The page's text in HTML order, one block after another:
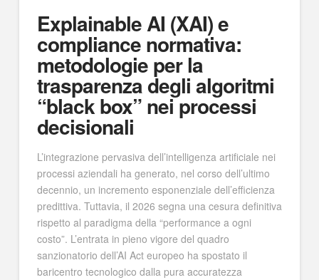
Explainable AI (XAI) e
compliance normativa:
metodologie per la
trasparenza degli algoritmi
“black box” nei processi
decisionali
L’integrazione pervasiva dell’intelligenza artificiale nei
processi aziendali ha generato, nel corso dell’ultimo
decennio, un incremento esponenziale dell’efficienza
predittiva. Tuttavia, il 2026 segna una cesura definitiva
rispetto al paradigma della “performance a ogni
costo”. L’entrata in pieno vigore del quadro
sanzionatorio dell’AI Act europeo ha spostato il
baricentro tecnologico dalla pura accuratezza